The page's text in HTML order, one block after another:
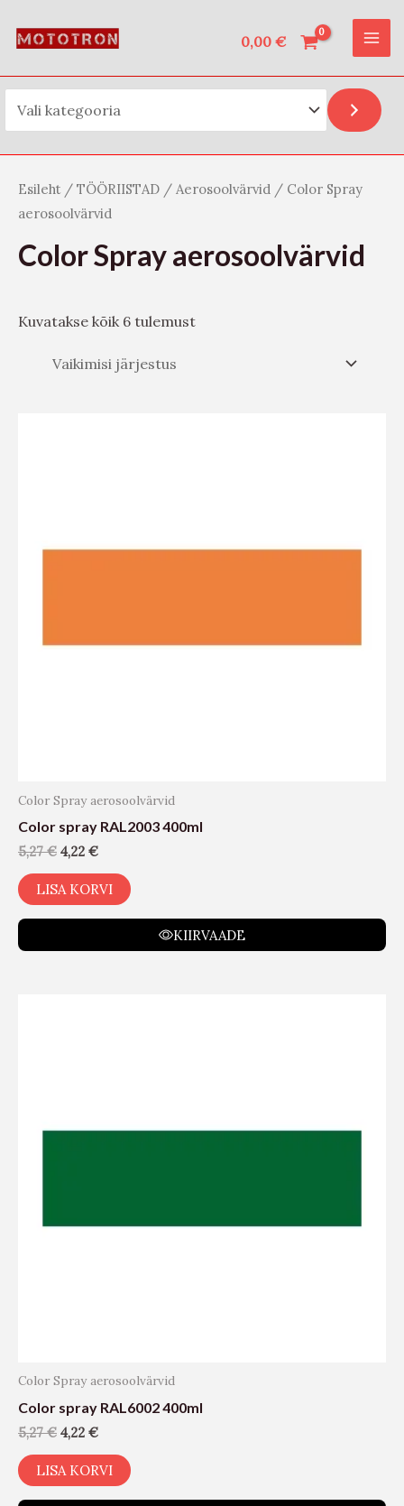
0,00 €
t
s
Esileht / TÖÖRIISTAD / Aerosoolvärvid / Color Spray
aerosoolvärvid
Color Spray aerosoolvärvid
Kuvatakse kõik 6 tulemust
Color Spray aerosoolvärvid
Color spray RAL2003 400ml
5,27€ 4,22 €
LISA KORVI
KIIRVAADE
Color Spray aerosoolvärvid
Color spray RAL6002 400ml
5,27€ 4,22 €
LISA KORVI